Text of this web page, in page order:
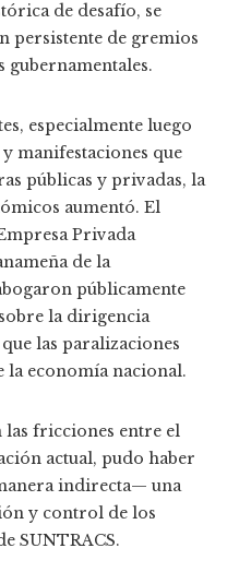
de desafío, se
persistente de gremios
gubernamentales.
especialmente luego
manifestaciones que
públicas y privadas, la
aumentó. El
Privada
de la
públicamente
la dirigencia
las paralizaciones
la economía nacional.
las fricciones entre el
actual, pudo haber
indirecta— una
y control de los
SUNTRACS.